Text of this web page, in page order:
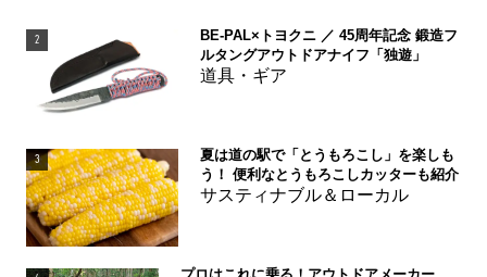
2
BE-PAL×トヨクニ ／ 45周年記念 鍛造フ
ルタングアウトドアナイフ「独遊」
道具・ギア
3
夏は道の駅で「とうもろこし」を楽しも
う！ 便利なとうもろこしカッターも紹介
サスティナブル＆ローカル